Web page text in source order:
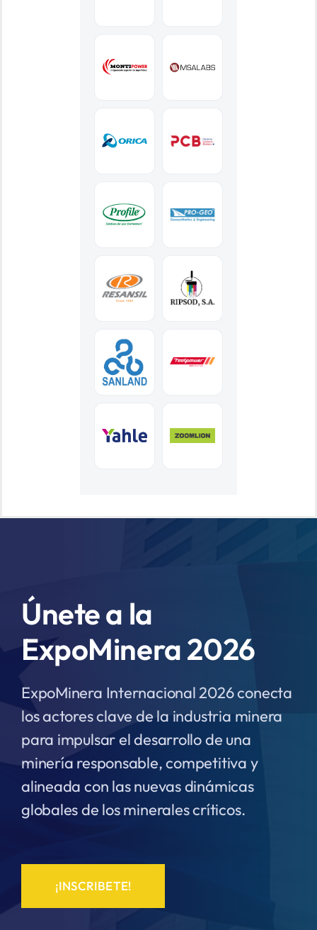
Únete a la
ExpoMinera 2026
ExpoMinera Internacional 2026 conecta
los actores clave de la industria minera
para impulsar el desarrollo de una
minería responsable, competitiva y
alineada con las nuevas dinámicas
globales de los minerales críticos.
¡INSCRIBETE!